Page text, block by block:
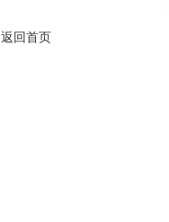
返回首页